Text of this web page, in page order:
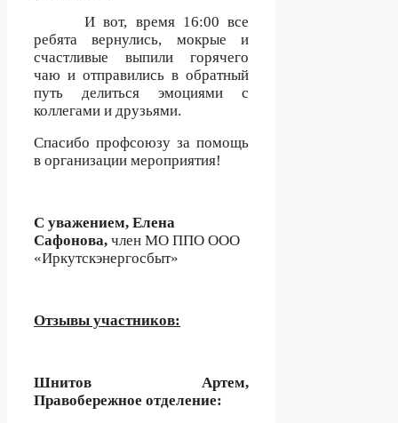
И вот, время 16:00 все
ребята вернулись, мокрые и
счастливые выпили горячего
чаю и отправились в обратный
путь делиться эмоциями с
коллегами и друзьями.
Спасибо профсоюзу за помощь
в организации мероприятия!
С уважением, Елена
Сафонова, член МО ППО ООО
«Иркутскэнергосбыт»
Отзывы участников:
Шнитов Артем,
Правобережное отделение: